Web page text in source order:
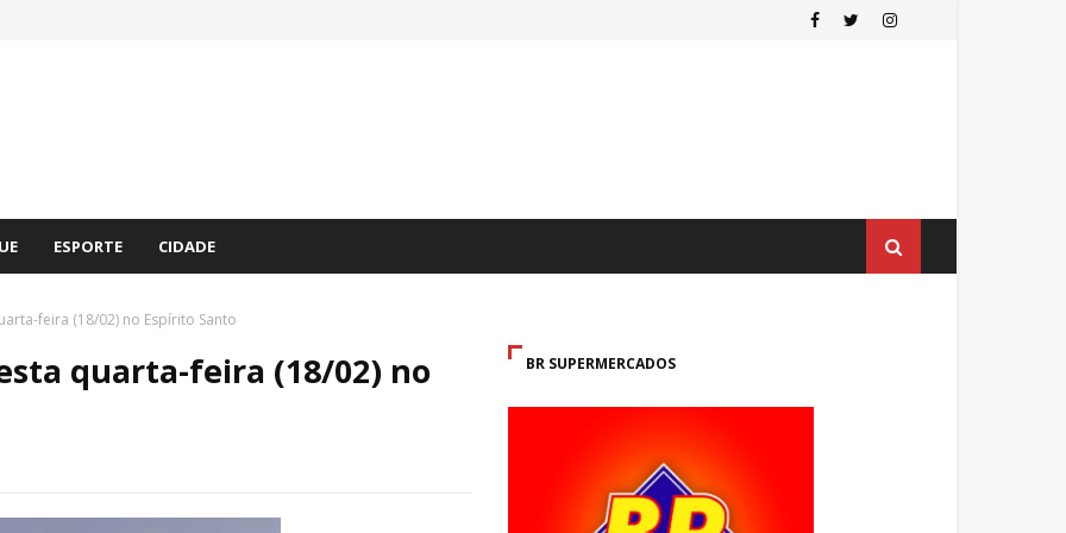
ESPORTE CIDADE
feira (18/02) no Espírito Santo
quarta-feira (18/02) no BR SUPERMERCADOS